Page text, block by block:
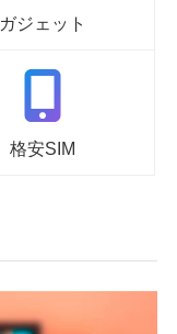
ガジェット
格安SIM